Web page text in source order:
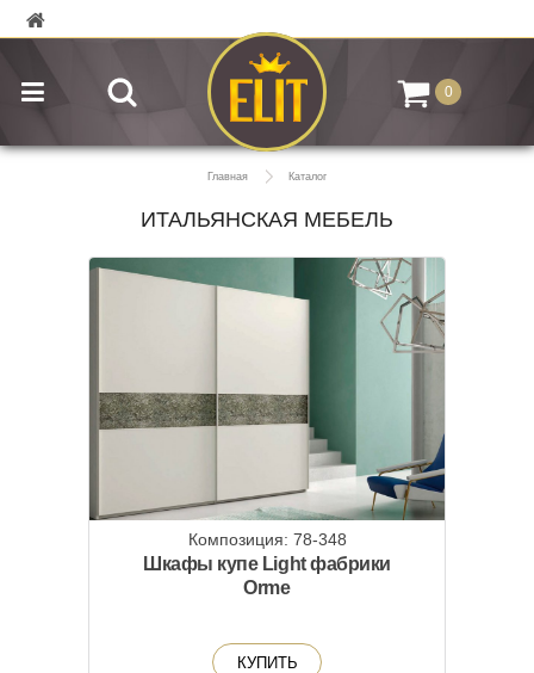
0
Главная Каталог
ИТАЛЬЯНСКАЯ МЕБЕЛЬ
Композиция: 78-348
Шкафы купе Light фабрики
Orme
КУПИТЬ